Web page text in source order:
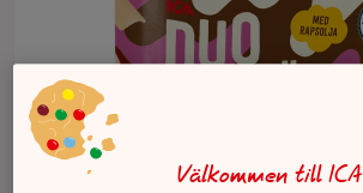
Välkommen till ICA